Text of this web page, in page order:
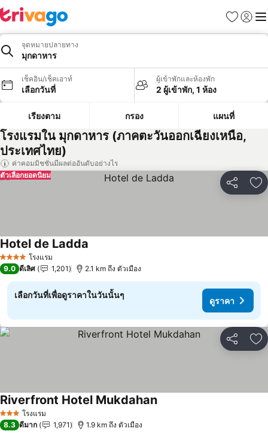
รายการโป
เข้าสู่ร
เมนู
จุดหมายปลายทาง
มุกดาหาร
เช็คอิน/เช็คเอาท์
เลือกวันที่
ผู้เข้าพักและห้องพัก
2 ผู้เข้าพัก, 1 ห้อง
เรียงตาม กรอง แผนที่
โรงแรมใน มุกดาหาร (ภาคตะวันออกเฉียงเหนือ,
ประเทศไทย)
ค่าคอมมิชชั่นมีผลต่ออันดับอย่างไร
แชร์ เ
ตัวเลือกยอดนิยม
4 ดาว โรงแรม
Hotel de Ladda
9.0 ดีเลิศ 1,201 2.1 km ถึง ตัวเมือง
เลือกวันที่เพื่อดูราคาในวันนั้นๆ
ดูราคา
แชร์ เ
3 ดาว โรงแรม
Riverfront Hotel Mukdahan
8.3 ดีมาก 1,971 1.9 km ถึง ตัวเมือง